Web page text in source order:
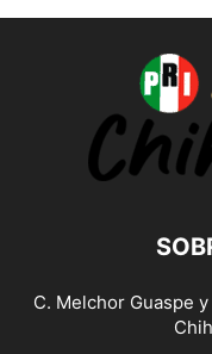
C. Melchor Guaspe